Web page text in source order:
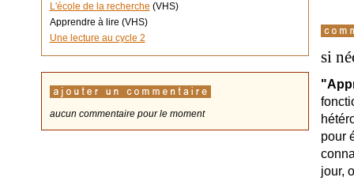
L'école de la recherche (VHS)
Apprendre à lire (VHS)
Une lecture au cycle 2
aucun commentaire pour le moment
si
pour
jour,